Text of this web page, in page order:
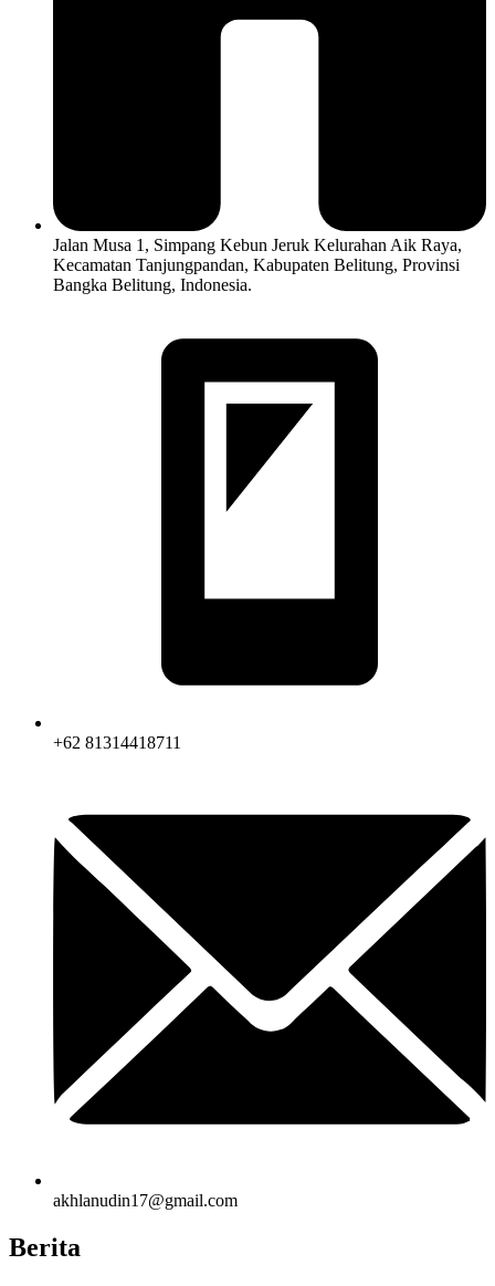
Jalan Musa 1, Simpang Kebun Jeruk Kelurahan Aik Raya,
Kecamatan Tanjungpandan, Kabupaten Belitung, Provinsi
Bangka Belitung, Indonesia.
+62 81314418711
akhlanudin17@gmail.com
Berita